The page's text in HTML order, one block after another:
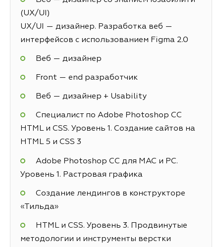
(UX/UI)
UX/UI — дизайнер. Разработка веб —
интерфейсов с использованием Figma 2.0
Веб — дизайнер
Front — end разработчик
Веб — дизайнер + Usability
Специалист по Adobe Photoshop СС
HTML и CSS. Уровень 1. Создание сайтов на
HTML 5 и СSS 3
Adobe Photoshop CC для MAC и PC.
Уровень 1. Растровая графика
Создание лендингов в конструкторе
«Тильда»
HTML и CSS. Уровень 3. Продвинутые
методологии и инструменты верстки